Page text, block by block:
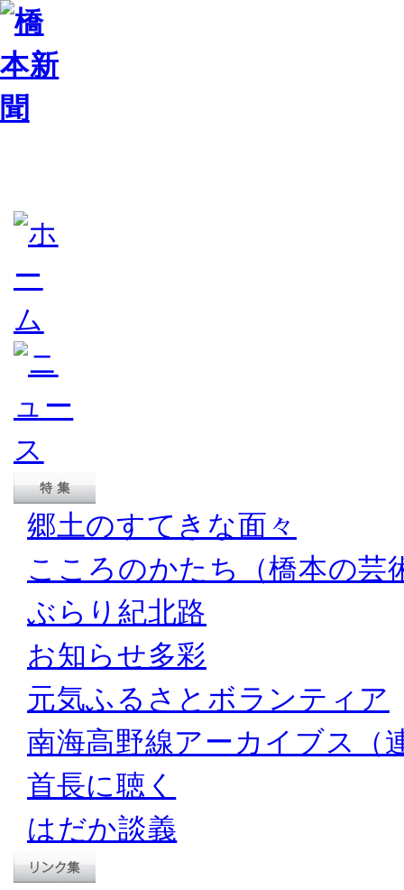
郷土のすてきな面々
こころのかたち（橋本の芸
ぶらり紀北路
お知らせ多彩
元気ふるさとボランティア
南海高野線アーカイブス（
首長に聴く
はだか談義